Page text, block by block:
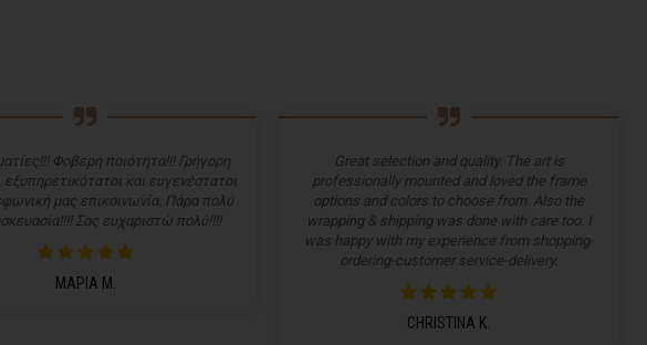
Φοβερή ποιότητα!!! Γρήγορη
και ευγενέστατοι
μας επικοινωνία. Πάρα πολύ
Σας ευχαριστώ πολύ!!!!
ΜΑΡΙΑ Μ.
Great selection and quality. The art is
professionally mounted and loved the frame
options and colors to choose from. Also the
wrapping & shipping was done with care too. I
was happy with my experience from shopping-
ordering-customer service-delivery.
CHRISTINA K.